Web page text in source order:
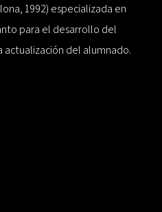
1992) especializada en
para el desarrollo del
del alumnado.